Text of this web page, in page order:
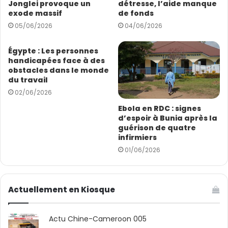
les institutions financières africaines ne peuvent à elles
seules atteindre leur objectif. Elles doivent s’inscrire
dans un écosystème d’institutions financières
africaines et non pas simplement d’institutions
financières. Elles doivent fonctionner ensemble, à
l’image d’une symphonie », a-t-il insisté.
Selon M. Kaberuka, l’Africa Export-Import Bank
(Afreximbank) doit être félicitée pour avoir illustré ce
modèle à travers son soutien à la Zone de libre-
échange continentale africaine (AfCFTA
), aux Centres
africains pour le contrôle et la prévention des maladies
régionales et à d’autres initiatives et institutions du
continent.
M. Kaberuka, qui est également président et associé
E
m
a
l
Jonglei provoque un
exode massif
05/06/2026
détresse, l’aide manque
de fonds
04/06/2026
Égypte : Les personnes
handicapées face à des
obstacles dans le monde
du travail
02/06/2026
Ebola en RDC : signes
d’espoir à Bunia après la
guérison de quatre
infirmiers
01/06/2026
Actuellement en Kiosque
Actu Chine-Cameroon 005